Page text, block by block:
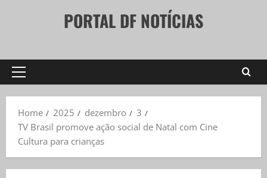
PORTAL DF NOTÍCIAS
Primary
Home
2025 dezembro
3
TV Brasil promove ação social de Natal com Cine
Cultura para crianças